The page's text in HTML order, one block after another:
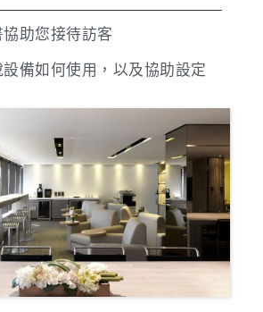
助您接待訪客
備如何使用，以及協助設定